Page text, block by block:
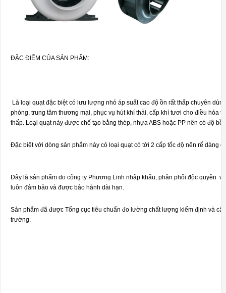
ĐẶC ĐIỂM CỦA SẢN PHẨM:
Là loại quạt đặc biệt có lưu lượng nhỏ áp suất cao độ ồn rất thấp chuyên
phòng, trung tâm thương mại, phục vụ hút khí thải, cấp khí tươi cho điều hòa
thấp. Loại quạt này được chế tạo bằng thép, nhựa ABS hoặc PP nên có độ
Đặc biệt với dòng sản phẩm này có loại quạt có tới 2 cấp tốc độ nên rế dàng
Đây là sản phẩm do công ty Phương Linh nhập khẩu, phân phối độc quyền
luôn đảm bảo và được bảo hành dài hạn.
Sản phẩm đã được Tổng cục tiêu chuẩn đo lường chất lượng kiểm định và
trường.